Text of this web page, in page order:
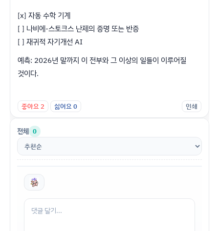
[x] 자동 수학 기계
[ ] 나비에-스토크스 난제의 증명 또는 반증
[ ] 재귀적 자기개선 AI
예측: 2026년 말까지 이 전부와 그 이상의 일들이 이루어질
것이다.
좋아요 2 싫어요 0 인쇄
전체 0